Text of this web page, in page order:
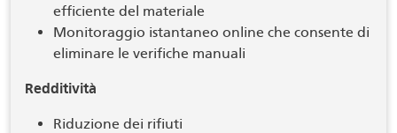
efficiente del materiale
Monitoraggio istantaneo online che consente di
eliminare le verifiche manuali
Redditività
Riduzione dei rifiuti